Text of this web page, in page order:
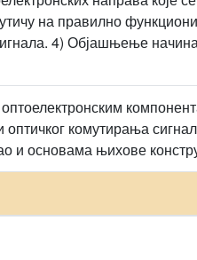
на правилно
4) Објашњење
комутирања
и основама њихове